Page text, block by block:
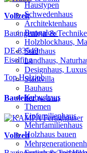
Haustypen
Schwedenhaus
Architektenhaus
Bungalow
Holzblockhaus,
Stadthaus
Landhaus,
Designhaus,
Stadtvilla
Bauhaus
Kubushaus
Themen
Einfamilienhaus
Mehrfamilienhaus
Holzhaus bauen
Vollzeit
Bauingenieur &
DE-83549
Eiselfing
Top Holzjob
Bauleiter(w/d/m)
Vollzeit